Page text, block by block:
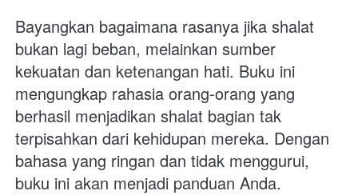
Bayangkan bagaimana rasanya jika shalat
bukan lagi beban, melainkan sumber
kekuatan dan ketenangan hati. Buku ini
mengungkap rahasia orang-orang yang
berhasil menjadikan shalat bagian tak
terpisahkan dari kehidupan mereka. Dengan
bahasa yang ringan dan tidak menggurui,
buku ini akan menjadi panduan Anda.